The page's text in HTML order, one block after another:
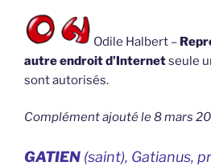
Odile Halbert –
autre endroit d’Internetseule
sont autorisés.
Complément ajouté le 8 mars
GATIEN (saint), Gatianus,